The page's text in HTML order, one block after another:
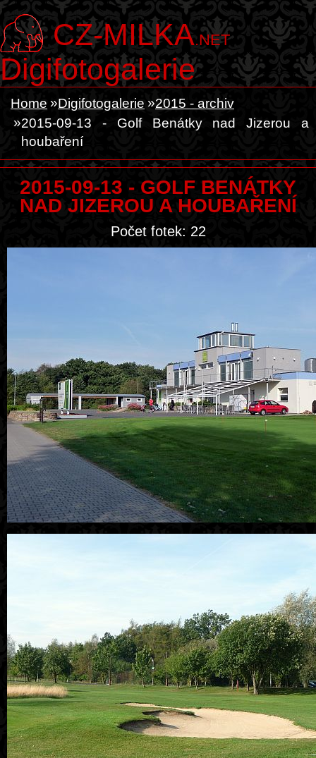
CZ-MILKA.NET
Digifotogalerie
Home Digifotogalerie
2015 - archiv
2015-09-13 - Golf Benátky nad Jizerou a
houbaření
2015-09-13 - GOLF BENÁTKY
NAD JIZEROU A HOUBAŘENÍ
Počet fotek: 22